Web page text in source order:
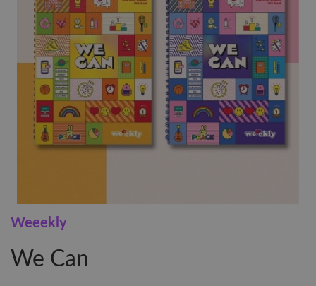
Weeekly
We Can